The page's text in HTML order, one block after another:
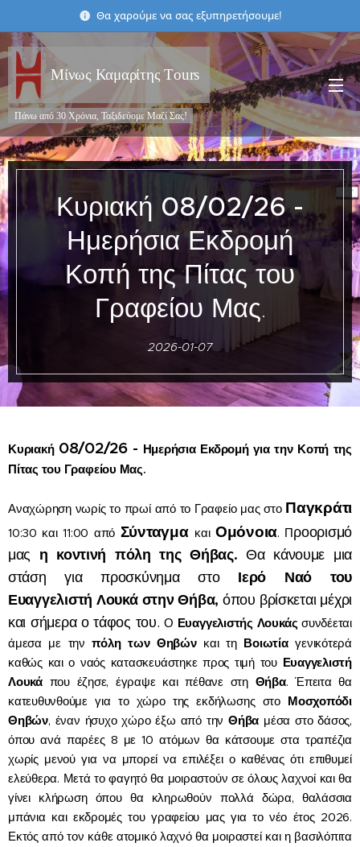
Θα χαρούμε να σας εξυπηρετήσουμε!
Μίνως Καμαρίτης Τours
Πάνω από 30 Χρόνια, Ταξιδεύομε Μαζί Σας!
Κυριακή 08/02/26 -
Ημερήσια Εκδρομή
Κοπή της Πίτας του
Γραφείου Μας.
2026-01-07
Κυριακή 08/02/26 - Ημερήσια Εκδρομή για την Κοπή της
Πίτας του Γραφείου Μας.
Αναχώρηση νωρίς το πρωί από το Γραφείο μας στο Παγκράτι
10:30 και 11:00 από Σύνταγμα και Ομόνοια. Προορισμό
μας η κοντινή πόλη της Θήβας.Θα κάνουμε μια
στάση για προσκύνημα στοΙερό Ναό του
Ευαγγελιστή Λουκά στην Θήβα, όπου βρίσκεται μέχρι
και σήμερα ο τάφος του. Ο Ευαγγελιστής Λουκάςσυνδέεται
άμεσα με τηνπόλη των Θηβών και τη Βοιωτίαγενικότερά
καθώς και ο ναός κατασκευάστηκε προς τιμή του Ευαγγελιστή
Λουκάπου έζησε, έγραψε και πέθανε στη Θήβα. Έπειτα θα
κατευθυνθούμε για το χώρο της εκδήλωσης στο Μοσχοπόδι
Θηβών, έναν ήσυχο χώρο έξω από τηνΘήβα μέσα στο δάσος,
όπου ανά παρέες 8 με 10 ατόμων θα κάτσουμε στα τραπέζια
χωρίς μενού για να μπορεί να επιλέξει ο καθένας ότι επιθυμεί
ελεύθερα. Μετά το φαγητό θα μοιραστούν σε όλους λαχνοί και θα
γίνει κλήρωση όπου θα κληρωθούν πολλά δώρα, θαλάσσια
μπάνια και εκδρομές του γραφείου μας για το νέο έτος 2026.
Εκτός από τον κάθε ατομικό λαχνό θα μοιραστεί και η βασιλόπιτα